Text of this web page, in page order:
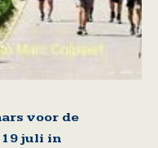
voor de
juli in